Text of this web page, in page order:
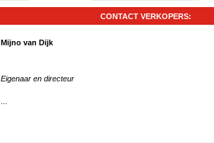
CONTACT VERKOPERS:
Mijno van Dijk
Eigenaar en directeur